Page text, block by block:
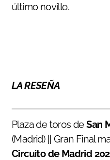
último novillo.
LA RESEÑA
Plaza de toros deSan
(Madrid) || Gran Final
Circuito de Madrid